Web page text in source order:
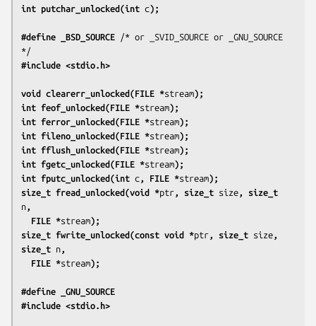
int putchar_unlocked(int c);
#define _BSD_SOURCE /* or _SVID_SOURCE or _GNU_SOURCE
#include <stdio.h>
void clearerr_unlocked(FILE *stream);
int feof_unlocked(FILE *stream);
int ferror_unlocked(FILE *stream);
int fileno_unlocked(FILE *stream);
int fflush_unlocked(FILE *stream);
int fgetc_unlocked(FILE *stream);
int fputc_unlocked(int c , FILE *stream);
size_t fread_unlocked(void *ptr , size_t size
n ,
  FILE *
stream);
size_t fwrite_unlocked(const void *ptr , size_t size ,
size_t n ,
  FILE *
stream);
#define _GNU_SOURCE
#include <stdio.h>